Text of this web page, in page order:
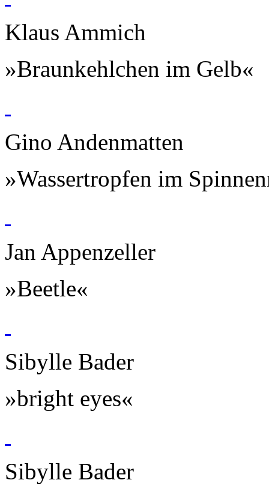
Klaus Ammich
»Braunkehlchen im Gelb«
Gino Andenmatten
»Wassertropfen im
Jan Appenzeller
»Beetle«
Sibylle Bader
»bright eyes«
Sibylle Bader